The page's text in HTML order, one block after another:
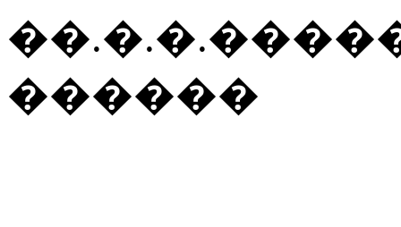
������